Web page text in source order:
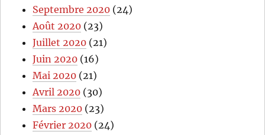
Septembre 2020 (24)
Août 2020 (23)
Juillet 2020 (21)
Juin 2020 (16)
Mai 2020 (21)
Avril 2020 (30)
Mars 2020 (23)
Février 2020 (24)